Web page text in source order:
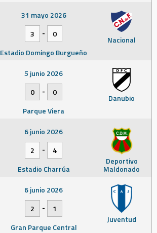
Nacional
31 mayo 2026
3
-
0
Estadio Domingo Burgueño
Danubio
5 junio 2026
0
-
0
Parque Viera
Deportivo
Maldonado
6 junio 2026
2
-
4
Estadio Charrúa
Juventud
6 junio 2026
2
-
1
Gran Parque Central